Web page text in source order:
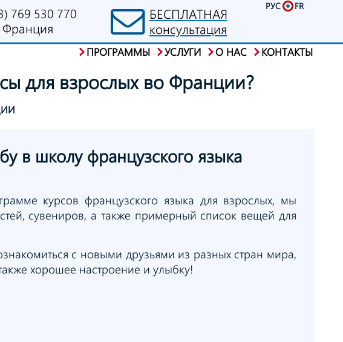
769 530 770
Франция
БЕСПЛАТНАЯ
консультация
РУС FR
ПРОГРАММЫ УСЛУГИ О НАС КОНТАКТЫ
для взрослых во Франции?
в школуфранцузского языка
курсов французского языка для взрослых, мы
сувениров, а также примерный список вещей для
с новыми друзьями из разных стран мира,
хорошее настроение и улыбку!